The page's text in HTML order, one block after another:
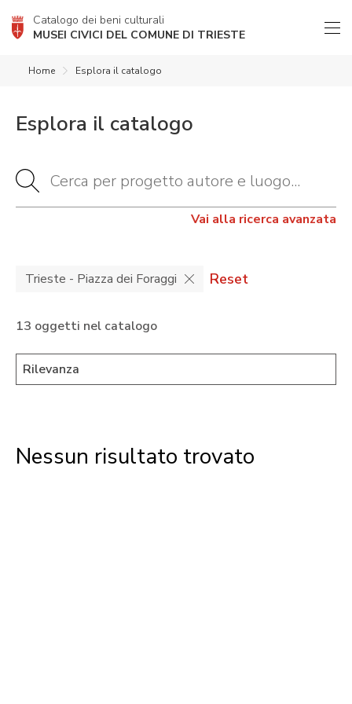
Catalogo dei beni culturali
MUSEI CIVICI DEL COMUNE DI TRIESTE
Home Esplora il catalogo
Esplora il catalogo
Vai alla ricerca avanzata
Trieste - Piazza dei Foraggi Reset
13 oggetti nel catalogo
Nessun risultato trovato